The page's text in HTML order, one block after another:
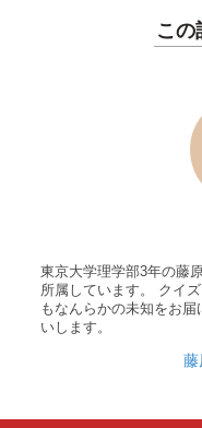
この
東京大学理学部3年の藤
所属しています。 クイ
もなんらかの未知をお
いします。
藤